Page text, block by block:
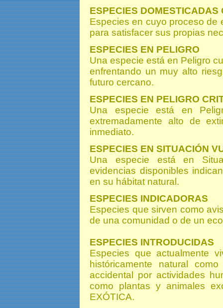
ESPECIES DOMESTICADAS
Especies en cuyo proceso de
para satisfacer sus propias
ESPECIES EN PELIGRO
Una especie está en Peligro
enfrentando un muy alto
futuro cercano.
ESPECIES EN PELIGRO
Una especie está en
extremadamente alto de
inmediato.
ESPECIES EN SITUACIÓN
Una especie está en
evidencias disponibles
en su hábitat natural.
ESPECIES INDICADORAS
Especies que sirven como
de una comunidad o de un
ESPECIES INTRODUCIDAS
Especies que actualmente
históricamente natural
accidental por actividades
como plantas y animales
EXÓTICA.